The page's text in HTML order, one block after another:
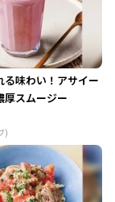
る味わい！アサイー
厚スムージー
)